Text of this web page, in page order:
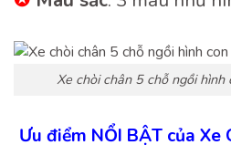
Xe chòi chân 5 chỗ ngồi
Ưu điểm NỔI BẬT của Xe